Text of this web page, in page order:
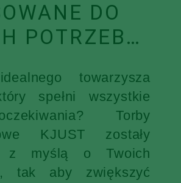
DO
POTRZEB…
towarzysza
spełni wszystkie
Torby
KJUST zostały
z myślą o Twoich
tak aby zwiększyć